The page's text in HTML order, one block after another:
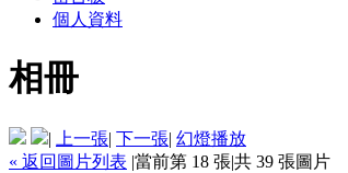
個人資料
相冊
| 上一張| 下一張| 幻燈播放
« 返回圖片列表 |當前第 18 張|共 39 張圖片